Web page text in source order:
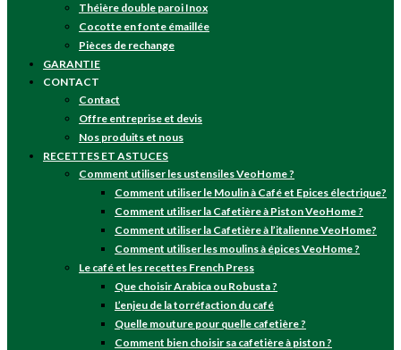
Théière double paroi Inox
Cocotte en fonte émaillée
Pièces de rechange
GARANTIE
CONTACT
Contact
Offre entreprise et devis
Nos produits et nous
RECETTES ET ASTUCES
Comment utiliser les ustensiles VeoHome ?
Comment utiliser le Moulin à Café et Epices électrique?
Comment utiliser la Cafetière à Piston VeoHome ?
Comment utiliser la Cafetière à l’italienne VeoHome?
Comment utiliser les moulins à épices VeoHome ?
Le café et les recettes French Press
Que choisir Arabica ou Robusta ?
L’enjeu de la torréfaction du café
Quelle mouture pour quelle cafetière ?
Comment bien choisir sa cafetière à piston ?